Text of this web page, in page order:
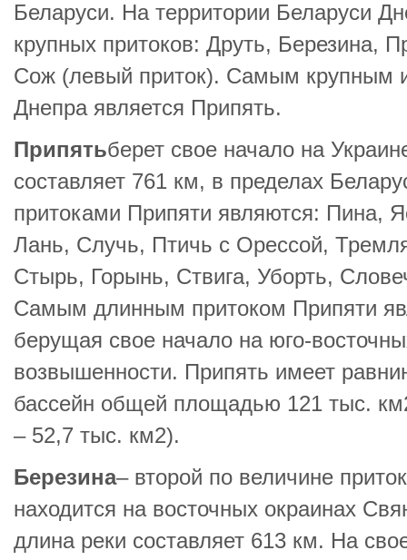
Беларуси. На территории Беларуси
крупных притоков: Друть, Березина,
Сож (левый приток). Самым крупным
Днепра является Припять.
Припятьберет свое начало на
составляет 761 км, в пределах
притоками Припяти являются: Пина,
Лань, Случь, Птичь с Орессой,
Стырь, Горынь, Ствига, Уборть,
Самым длинным притоком Припяти
берущая свое начало на юго-
возвышенности. Припять имеет
бассейн общей площадью 121 тыс.
– 52,7 тыс. км2).
Березина– второй по величине
находится на восточных окраинах
длина реки составляет 613 км. На